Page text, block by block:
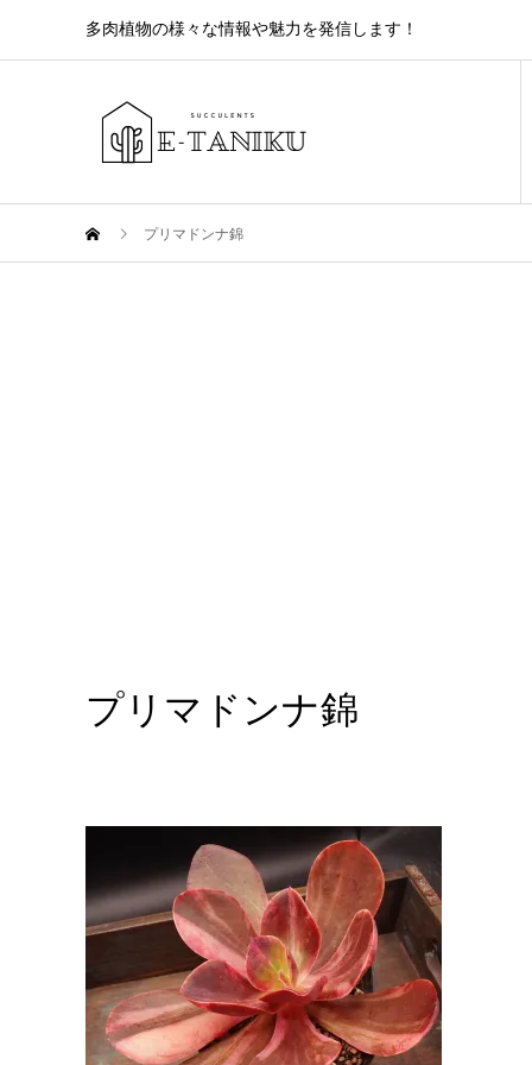
多肉植物の様々な情報や魅力を発信します！
プリマドンナ錦
プリマドンナ錦